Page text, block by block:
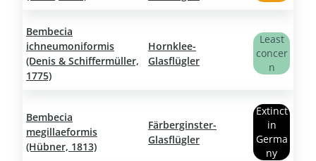
Bembecia
ichneumoniformis
(Denis & Schiffermüller,
1775)
Hornklee-
Glasflügler
Least
concer
n
Bembecia
megillaeformis
(Hübner, 1813)
Färberginster-
Glasflügler
Extinct
in
Germa
ny